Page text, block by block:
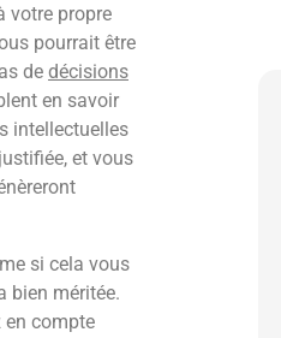
votre propre
pourrait être
de décisions
en savoir
intellectuelles
et vous
si cela vous
bien méritée.
en compte